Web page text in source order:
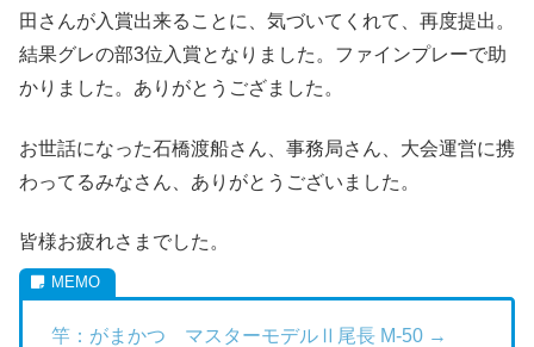
田さんが入賞出来ることに、気づいてくれて、再度提出。
結果グレの部3位入賞となりました。ファインプレーで助
かりました。ありがとうござました。
お世話になった石橋渡船さん、事務局さん、大会運営に携
わってるみなさん、ありがとうございました。
皆様お疲れさまでした。
竿：がまかつ マスターモデルⅡ尾長 M-50 →